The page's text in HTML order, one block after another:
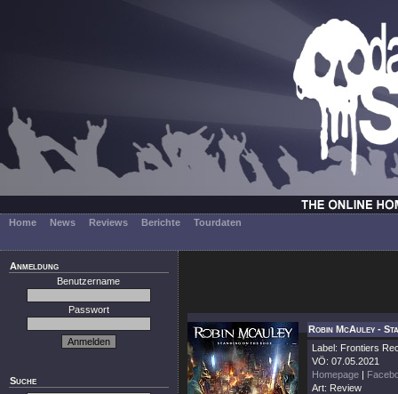
Home News Reviews Berichte Tourdaten
Anmeldung
Benutzername
Passwort
Suche
Robin McAuley -
Label: Frontiers
VÖ: 07.05.2021
Homepage |
Art: Review